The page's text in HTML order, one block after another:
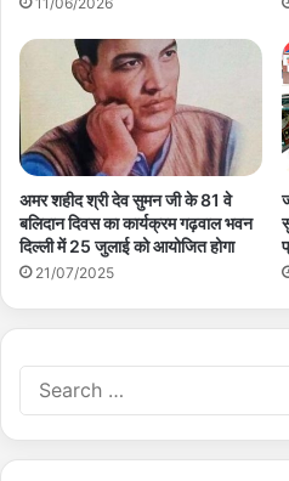
अमर शहीद श्री देव सुमन जी के 81 वे
बलिदान दिवस का कार्यक्रम गढ़वाल भवन
दिल्ली में 25 जुलाई को आयोजित होगा
21/07/2025